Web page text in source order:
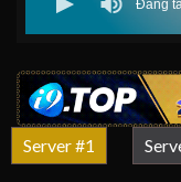
Server #1